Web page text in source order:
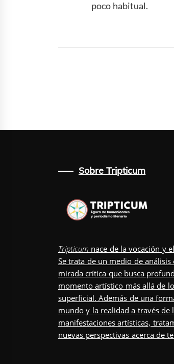
poco habitual.
Sobre Tripticum
Tripticum nace de la vocación y
Se trata de un medio de
mirada crítica que busca
momento artístico más allá de
superficial. Además de una
mundo y la realidad a través de
manifestaciones artísticas,
nuevas perspectivas acerca de